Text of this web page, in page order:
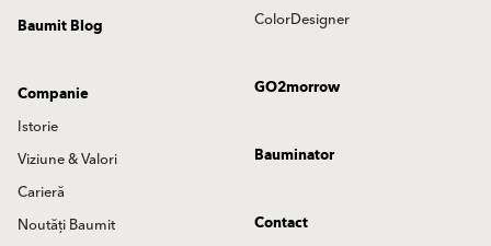
ColorDesigner
Baumit Blog
GO2morrow
Companie
Istorie
Viziune & Valori
Carieră
Noutăți Baumit
Bauminator
Contact